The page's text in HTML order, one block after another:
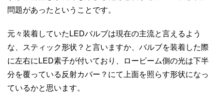
問題があったということです。
元々装着していたLEDバルブは現在の主流と言えるよう
な、スティック形状？と言いますか、バルブを装着した際
に左右にLED素子が付いており、ロービーム側の光は下半
分を覆っている反射カバー？にて上面を照らす形状になっ
ているかと思います。